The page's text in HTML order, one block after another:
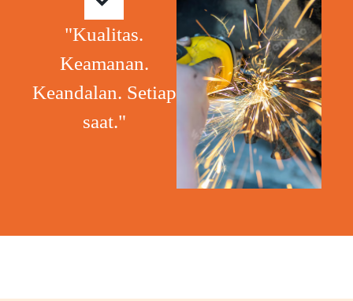
"Kualitas.
Keamanan.
Keandalan. Setiap
saat."